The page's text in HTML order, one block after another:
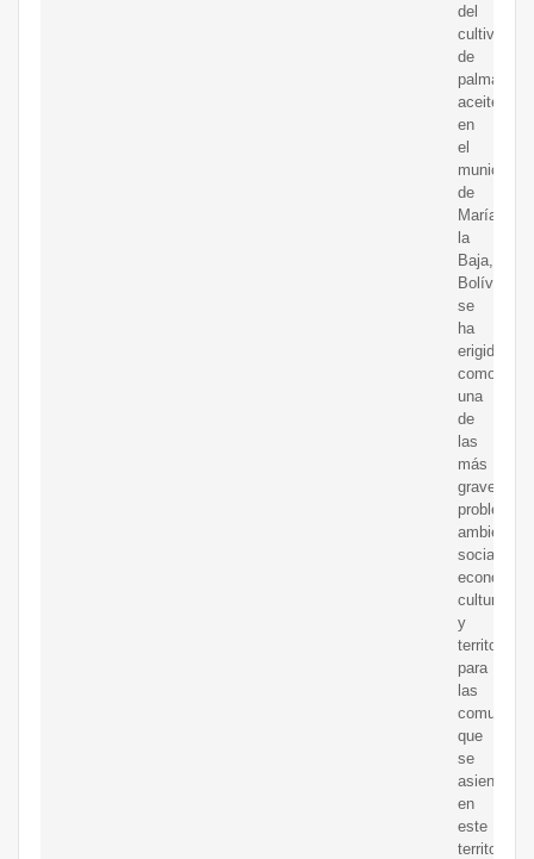
del
cultivo
de
palma
aceitera
en
el
municipio
de
María
la
Baja,
Bolívar
se
ha
erigido
como
una
de
las
más
graves
sociales,
culturales
y
territoriales
para
las
que
se
asientan
en
este
territorio.